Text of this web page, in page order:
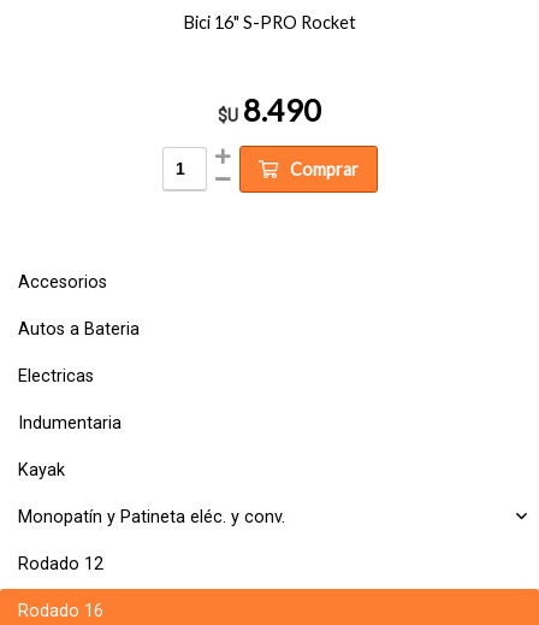
Accesorios
Autos a Bateria
Electricas
Indumentaria
Kayak
Monopatín y Patineta eléc. y conv.
Rodado 12
Rodado 16
Bici 16" S-PRO Rocket
$U 8.490
Comprar